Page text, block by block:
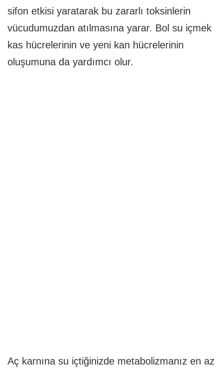
sifon etkisi yaratarak bu zararlı toksinlerin
vücudumuzdan atılmasına yarar. Bol su içmek
kas hücrelerinin ve yeni kan hücrelerinin
oluşumuna da yardımcı olur.
Aç karnına su içtiğinizde metabolizmanız en az